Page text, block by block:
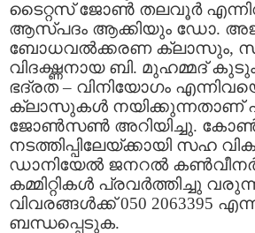
ടൈറ്റസ്‌ ജോണ്‍ തലവൂര്‍
ആസ്പദം ആക്കിയും ഡോ.
ബോധവല്‍ക്കരണ ക്ലാസും,
വിദഗ്ദ്ധനായ ബി. മുഹമ്മദ്‌
ഭദ്രത – വിനിയോഗം
ക്ലാസുകള്‍ നയിക്കുന്നതാണ്
ജോണ്‍സണ്‍ അറിയിച്ചു.
നടത്തിപ്പിലേയ്ക്കായി സഹ
ഡാനിയേല്‍ ജനറല്‍ കണ്‍വീനര്‍
കമ്മിറ്റികള്‍ പ്രവര്‍ത്തിച്ചു
വിവരങ്ങള്‍ക്ക് 050 2063395
ബന്ധപ്പെടുക.